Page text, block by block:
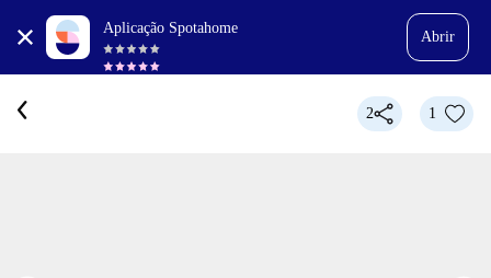
Aplicação Spotahome
Abrir
2 1